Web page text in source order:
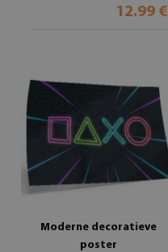
12.99 €
Moderne decoratieve
poster